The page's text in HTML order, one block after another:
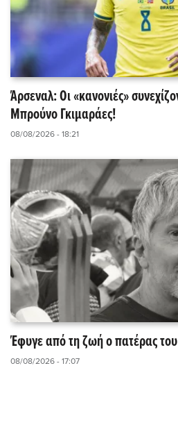
Άρσεναλ: Οι «κανονιές»
Μπρούνο Γκιμαράες!
08/08/2026 - 18:21
Έφυγε από τη ζωή ο πατέρας
08/08/2026 - 17:07